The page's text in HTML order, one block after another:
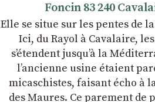
Foncin 83 240
Elle se situe sur les pentes de
Ici, du Rayol à Cavalaire,
s’étendent jusqu’à la
l’ancienne usine étaient
micaschistes, faisant écho à
des Maures. Ce parement de